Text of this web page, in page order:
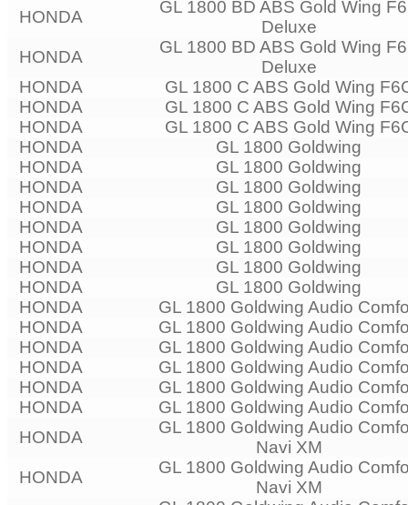
HONDA
GL 1800 BD ABS Gold Wing
Deluxe
HONDA
GL 1800 BD ABS Gold Wing
Deluxe
HONDA
GL 1800 C ABS Gold Wing
HONDA
GL 1800 C ABS Gold Wing
HONDA
GL 1800 C ABS Gold Wing
HONDA
GL 1800 Goldwing
HONDA
GL 1800 Goldwing
HONDA
GL 1800 Goldwing
HONDA
GL 1800 Goldwing
HONDA
GL 1800 Goldwing
HONDA
GL 1800 Goldwing
HONDA
GL 1800 Goldwing
HONDA
GL 1800 Goldwing
HONDA
GL 1800 Goldwing Audio
HONDA
GL 1800 Goldwing Audio
HONDA
GL 1800 Goldwing Audio
HONDA
GL 1800 Goldwing Audio
HONDA
GL 1800 Goldwing Audio
HONDA
GL 1800 Goldwing Audio
HONDA
GL 1800 Goldwing Audio
Navi XM
HONDA
GL 1800 Goldwing Audio
Navi XM